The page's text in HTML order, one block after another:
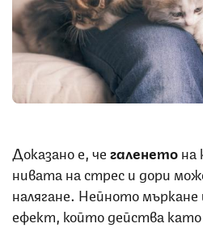
Доказано е, чегаленетона
нивата на стрес и дори
налягане. Нейното мъркане
ефект, който действа като